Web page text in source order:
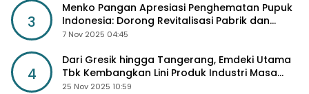
3
Menko Pangan Apresiasi Penghematan Pupuk
Indonesia: Dorong Revitalisasi Pabrik dan
Diskon Harga Pupuk
7 Nov 2025 04:45
4
Dari Gresik hingga Tangerang, Emdeki Utama
Tbk Kembangkan Lini Produk Industri Masa
Depan
25 Nov 2025 10:59